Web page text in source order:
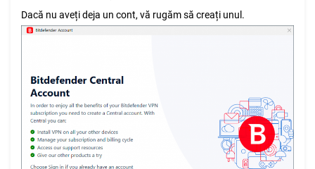
Dacă nu aveți deja un cont, vă rugăm să creați unul.